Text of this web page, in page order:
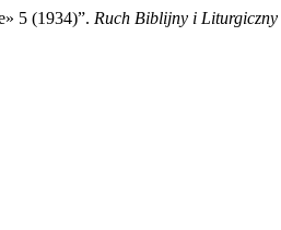
5 (1934)”. Ruch Biblijny i Liturgiczny